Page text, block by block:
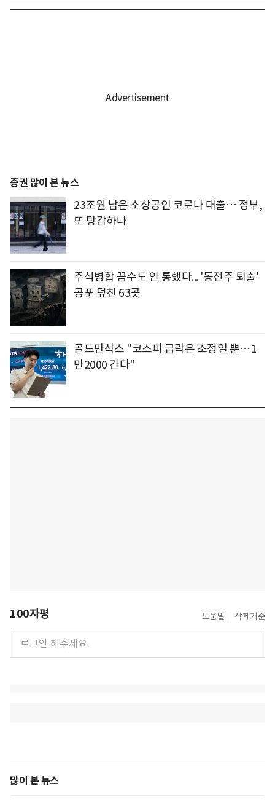
증권 많이 본 뉴스
23조원 남은 소상공인 코로나 대출… 정부,
또 탕감하나
주식병합 꼼수도 안 통했다... '동전주 퇴출'
공포 덮친 63곳
골드만삭스 "코스피 급락은 조정일 뿐…1
만2000 간다"
100자평 도움말 삭제기준
많이 본 뉴스